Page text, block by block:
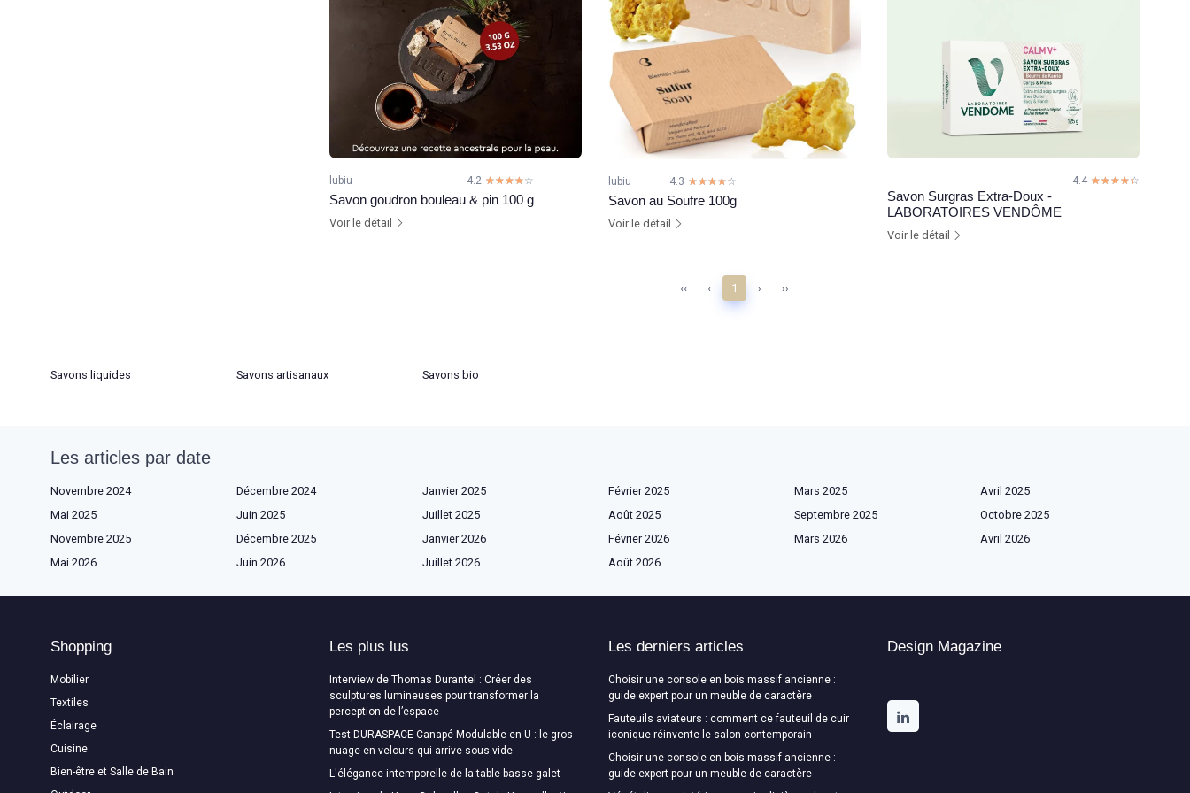
lubiu 4.2 ☆☆☆☆☆
★★★★★
Savon goudron bouleau & pin 100 g
Voir le détail
lubiu 4.3 ☆☆☆☆☆
★★★★★
Savon au Soufre 100g
Voir le détail
4.4 ☆☆☆☆☆
★★★★★
Savon Surgras Extra-Doux -
LABORATOIRES VENDÔME
Voir le détail
‹‹ ‹ 1 › ››
Savons liquides Savons artisanaux Savons bio
Les articles par date
Novembre 2024 Décembre 2024 Janvier 2025 Février 2025 Mars 2025
Avril 2025
Mai 2025
Juin 2025 Juillet 2025 Août 2025 Septembre 2025
Octobre 2025
Novembre 2025
Décembre 2025 Janvier 2026 Février 2026 Mars 2026
Avril 2026
Mai 2026
Juin 2026 Juillet 2026 Août 2026
Shopping
Mobilier
Textiles
Éclairage
Cuisine
Bien-être et Salle de Bain
Les plus lus
Interview de Thomas Durantel : Créer des
sculptures lumineuses pour transformer la
perception de l’espace
Test DURASPACE Canapé Modulable en U : le gros
nuage en velours qui arrive sous vide
L'élégance intemporelle de la table basse galet
Les derniers articles
Choisir une console en bois massif ancienne :
guide expert pour un meuble de caractère
Fauteuils aviateurs : comment ce fauteuil de cuir
iconique réinvente le salon contemporain
Choisir une console en bois massif ancienne :
guide expert pour un meuble de caractère
Design Magazine